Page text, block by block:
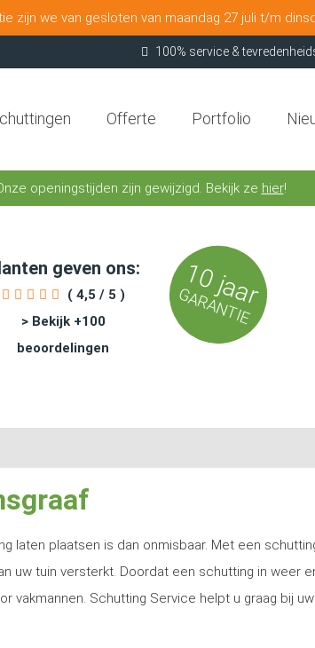
zijn we van gesloten van maandag 27 juli t/m
100% service &
Offerte Portfolio
openingstijden zijn gewijzigd. Bekijk ze hier!
geven ons:
( 4,5 / 5 )
> Bekijk +100
beoordelingen
10 jaar
GARANTIE
laten plaatsen is dan onmisbaar. Met een
uw tuin versterkt. Doordat een schutting in weer
vakmannen. Schutting Service helpt u graag bij